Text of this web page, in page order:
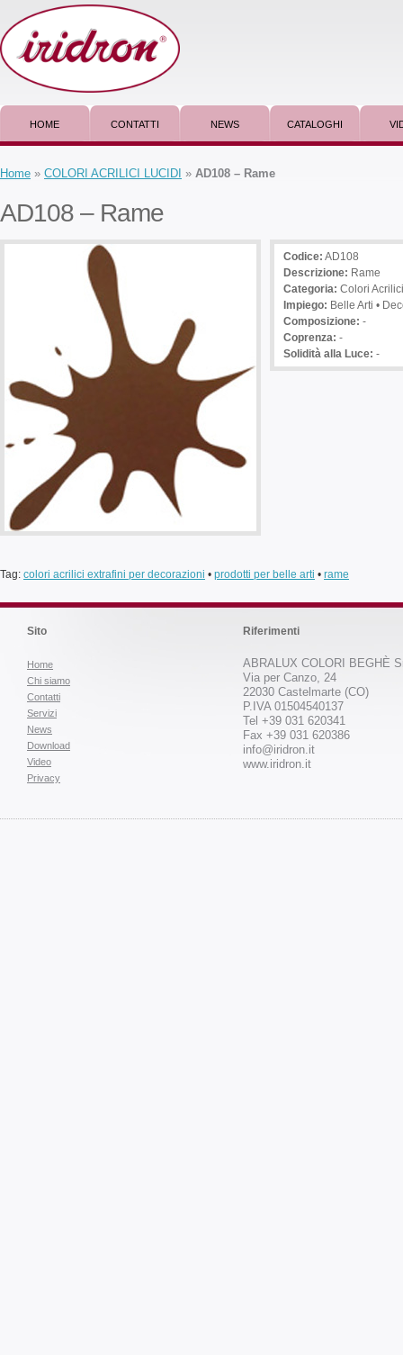
HOME CONTATTI NEWS CATALOGHI
Home » COLORI ACRILICI LUCIDI » AD108 – Rame
AD108 – Rame
Codice: AD108
Descrizione: Rame
Categoria: Colori
Impiego: Belle Arti •
Composizione: -
Coprenza: -
Solidità alla Luce: -
Tag: colori acrilici extrafini per decorazioni • prodotti per belle arti • rame
Sito
Home
Chi siamo
Contatti
Servizi
News
Download
Video
Privacy
Riferimenti
ABRALUX COLORI BEGHÈ
Via per Canzo, 24
22030 Castelmarte (CO)
P.IVA 01504540137
Tel +39 031 620341
Fax +39 031 620386
info@iridron.it
www.iridron.it